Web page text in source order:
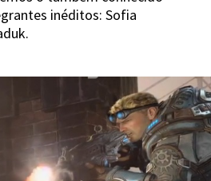
inéditos: Sofia